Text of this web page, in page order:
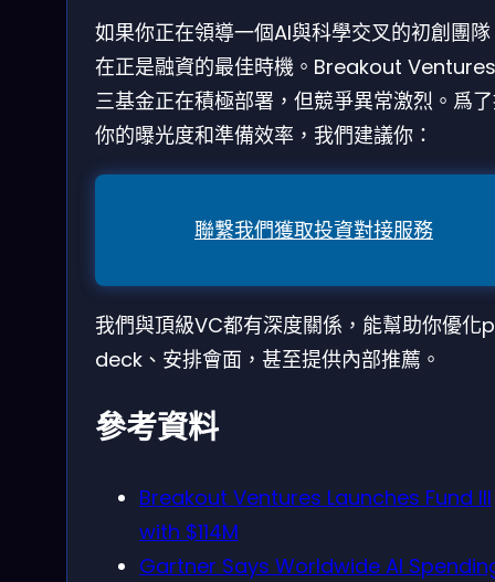
如果你正在領導一個AI與科學交叉的初創團
在正是融資的最佳時機。Breakout
三基金正在積極部署，但競爭異常激烈。爲
你的曝光度和準備效率，我們建議你：
聯繫我們獲取投資對接服務
我們與頂級VC都有深度關係，能幫助你優化
deck、安排會面，甚至提供內部推薦。
參考資料
Breakout Ventures Launches Fund III
with $114M
Gartner Says Worldwide AI